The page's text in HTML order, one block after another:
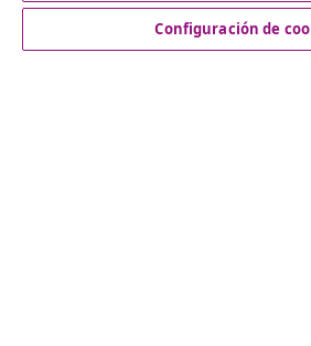
Empresas
Configuración de